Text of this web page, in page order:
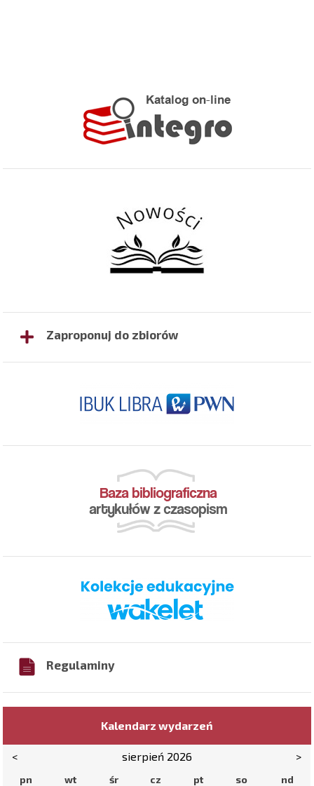
Zaproponuj do zbiorów
Regulaminy
Kalendarz wydarzeń
< sierpień 2026 >
pn wt śr cz pt so nd